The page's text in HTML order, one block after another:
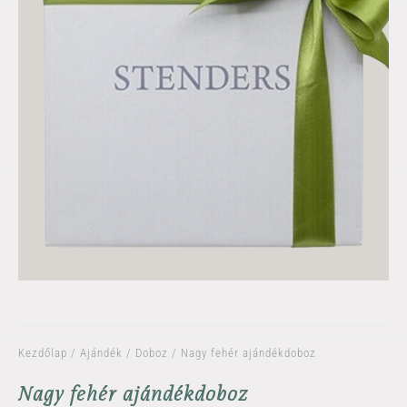
Kezdőlap / Ajándék / Doboz / Nagy fehér ajándékdoboz
Nagy fehér ajándékdoboz